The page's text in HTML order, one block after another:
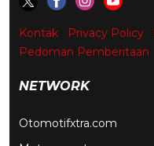
Kontak Privacy Policy
Pedoman Pemberitaan
NETWORK
Otomotifxtra.com